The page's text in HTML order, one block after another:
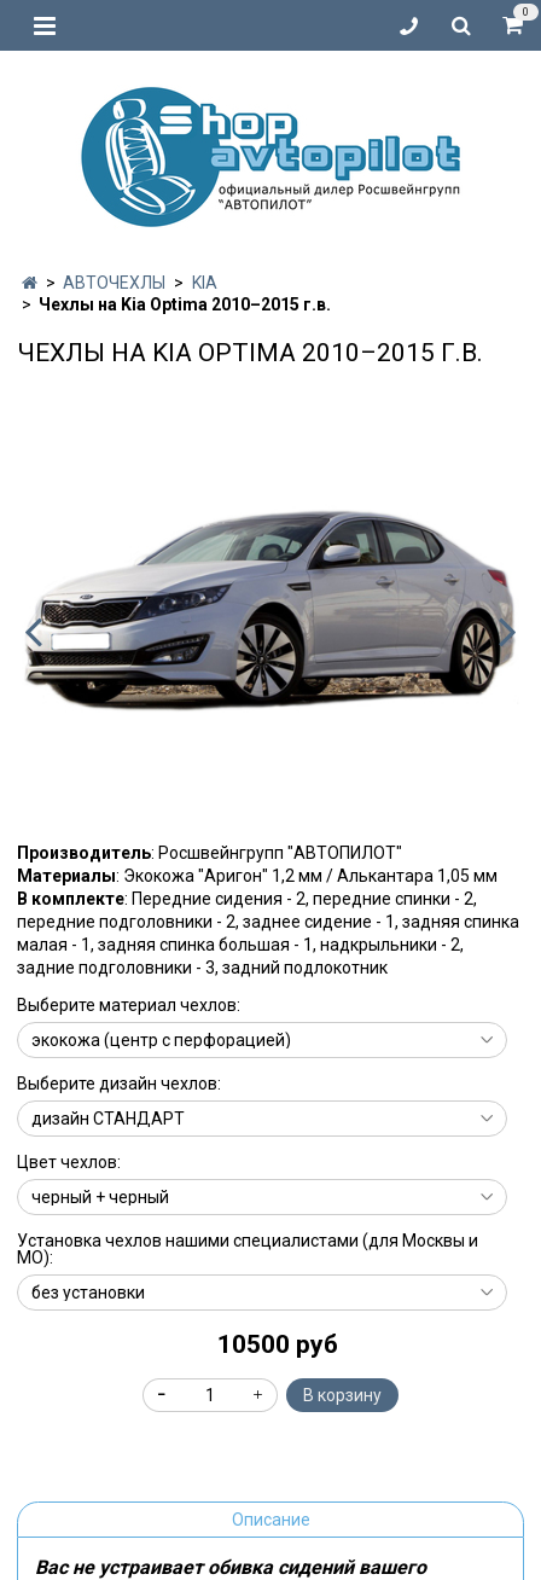
0
АВТОЧЕХЛЫ
KIA
Чехлы на Kia Optima 2010–2015 г.в.
ЧЕХЛЫ НА KIA OPTIMA 2010–2015 Г.В.
Производитель: Росшвейнгрупп "АВТОПИЛОТ"
Материалы: Экокожа "Аригон" 1,2 мм / Алькантара 1,05 мм
В комплекте: Передние сидения - 2, передние спинки - 2,
передние подголовники - 2, заднее сидение - 1, задняя спинка
малая - 1, задняя спинка большая - 1, надкрыльники - 2,
задние подголовники - 3, задний подлокотник
Выберите материал чехлов:
Выберите дизайн чехлов:
Цвет чехлов:
Установка чехлов нашими специалистами (для Москвы и
МО):
10500 руб
В корзину
Описание
Вас не устраивает обивка сидений вашего